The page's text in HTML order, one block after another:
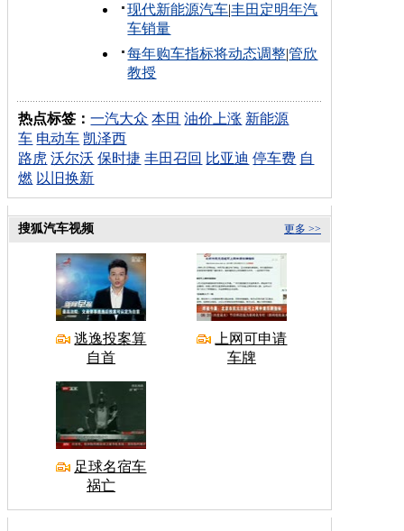
现代新能源汽车|丰田定明年汽
车销量
每年购车指标将动态调整|管欣
教授
热点标签：一汽大众 本田 油价上涨 新能源
车 电动车 凯泽西
路虎 沃尔沃 保时捷 丰田召回 比亚迪 停车费 自
燃 以旧换新
更多 >>
搜狐汽车视频
逃逸投案算
自首
上网可申请
车牌
足球名宿车
祸亡